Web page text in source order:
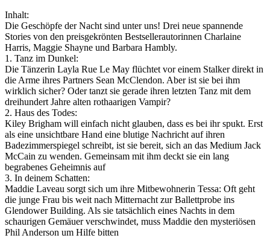
Inhalt:
Die Geschöpfe der Nacht sind unter uns! Drei neue spannende
Stories von den preisgekrönten Bestsellerautorinnen Charlaine
Harris, Maggie Shayne und Barbara Hambly.
1. Tanz im Dunkel:
Die Tänzerin Layla Rue Le May flüchtet vor einem Stalker direkt in
die Arme ihres Partners Sean McClendon. Aber ist sie bei ihm
wirklich sicher? Oder tanzt sie gerade ihren letzten Tanz mit dem
dreihundert Jahre alten rothaarigen Vampir?
2. Haus des Todes:
Kiley Brigham will einfach nicht glauben, dass es bei ihr spukt. Erst
als eine unsichtbare Hand eine blutige Nachricht auf ihren
Badezimmerspiegel schreibt, ist sie bereit, sich an das Medium Jack
McCain zu wenden. Gemeinsam mit ihm deckt sie ein lang
begrabenes Geheimnis auf
3. In deinem Schatten:
Maddie Laveau sorgt sich um ihre Mitbewohnerin Tessa: Oft geht
die junge Frau bis weit nach Mitternacht zur Ballettprobe ins
Glendower Building. Als sie tatsächlich eines Nachts in dem
schaurigen Gemäuer verschwindet, muss Maddie den mysteriösen
Phil Anderson um Hilfe bitten